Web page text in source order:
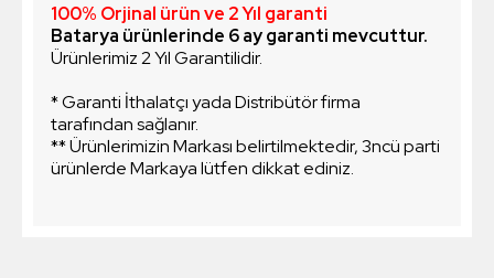
100% Orjinal ürün ve 2 Yıl garanti
Batarya ürünlerinde 6 ay garanti mevcuttur.
Ürünlerimiz 2 Yıl Garantilidir.
* Garanti İthalatçı yada Distribütör firma
tarafından sağlanır.
** Ürünlerimizin Markası belirtilmektedir, 3ncü parti
ürünlerde Markaya lütfen dikkat ediniz.